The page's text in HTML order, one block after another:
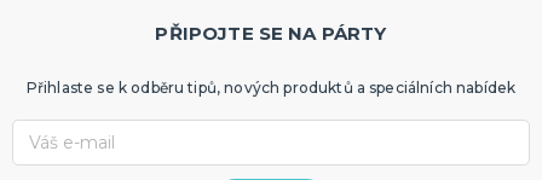
PŘIPOJTE SE NA PÁRTY
Přihlaste se k odběru tipů, nových produktů a speciálních nabídek